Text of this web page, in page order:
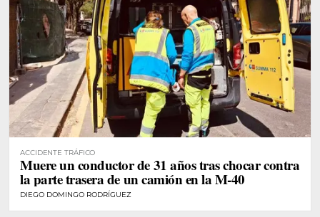
ACCIDENTE TRÁFICO
Muere un conductor de 31 años tras chocar contra
la parte trasera de un camión en la M-40
DIEGO DOMINGO RODRÍGUEZ